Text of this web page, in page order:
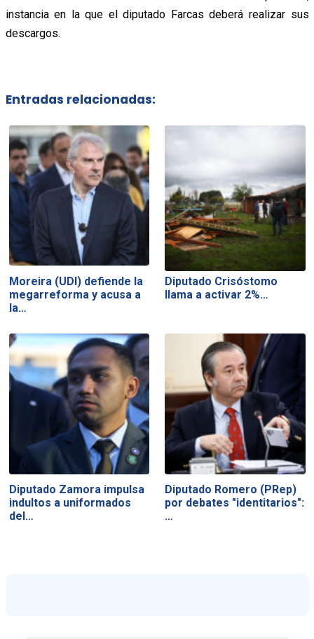
instancia en la que el diputado Farcas deberá realizar sus
descargos.
Entradas relacionadas:
Moreira (UDI) defiende la
megarreforma y acusa a
la…
Diputado Crisóstomo
llama a activar 2%…
Diputado Zamora impulsa
indultos a uniformados
del…
Diputado Romero (PRep)
por debates "identitarios":
…